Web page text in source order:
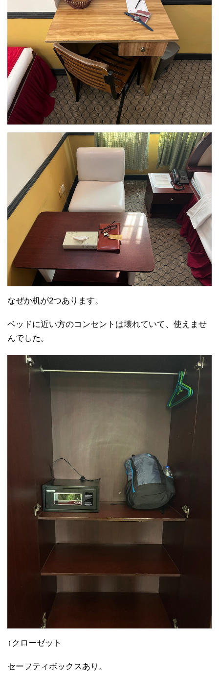
なぜか机が2つあります。
ベッドに近い方のコンセントは壊れていて、使えませ
んでした。
↑クローゼット
セーフティボックスあり。